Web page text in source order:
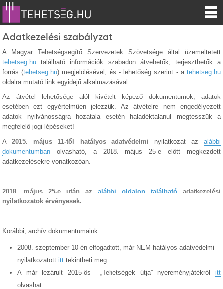
Adatkezelési szabályzat
A Magyar Tehetségsegítő Szervezetek Szövetsége által üzemeltetett
tehetseg.hu található információk szabadon átvehetők, terjeszthetők a
forrás (tehetseg.hu) megjelölésével, és - lehetőség szerint - atehetseg.hu
oldalra mutató link egyidejű alkalmazásával.
Az átvétel lehetősége alól kivételt képező dokumentumok, adatok
esetében ezt egyértelműen jelezzük. Az átvételre nem engedélyezett
adatok nyilvánosságra hozatala esetén haladéktalanul megtesszük a
megfelelő jogi lépéseket!
A2015. május 11-től hatályos adatvédelmi nyilatkozat az alábbi
dokumentumban olvasható, a 2018. május 25-e előtt megkezdett
adatkezelésekre vonatkozóan.
2018. május 25-e után az alábbi oldalon található adatkezelési
nyilatkozatok érvényesek.
Korábbi, archív dokumentumaink:
2008. szeptember 10-én elfogadtott, már NEM hatályos adatvédelmi
nyilatkozatott itt tekintheti meg.
A már lezárult 2015-ös „Tehetségek útja” nyereményjátékról itt
olvashat.